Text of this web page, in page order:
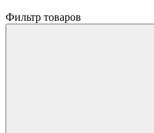
Фильтр товаров